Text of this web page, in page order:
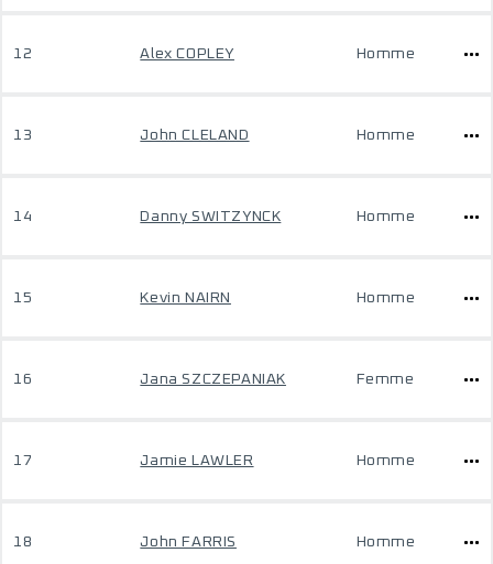
12 Alex COPLEY Homme
13 John CLELAND Homme
14 Danny SWITZYNCK Homme
15 Kevin NAIRN Homme
16 Jana SZCZEPANIAK Femme
17 Jamie LAWLER Homme
18 John FARRIS Homme